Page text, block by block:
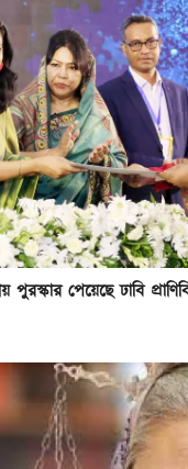
পুরস্কার পেয়েছে ঢাবি